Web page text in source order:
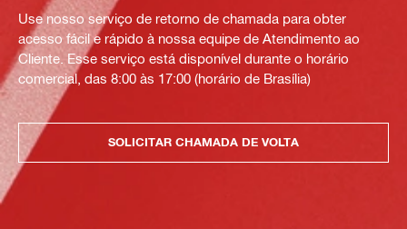
Use nosso serviço de retorno de chamada para obter
acesso fácil e rápido à nossa equipe de Atendimento ao
Cliente. Esse serviço está disponível durante o horário
comercial, das 8:00 às 17:00 (horário de Brasília)
SOLICITAR CHAMADA DE VOLTA